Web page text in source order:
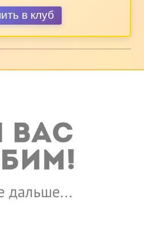
в клуб